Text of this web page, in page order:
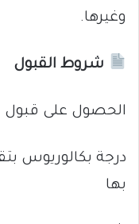
وغيرها.
شروط القبول
الحصول على قبول
درجة بكالوريوس
بها